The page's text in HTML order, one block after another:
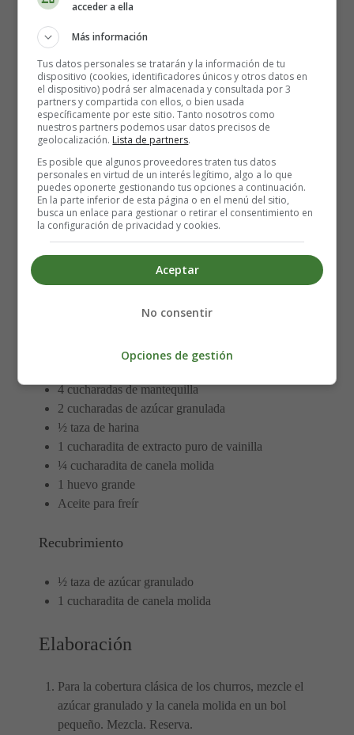
Mientras tanto, combina el azúcar y la canela en un tazón
pequeño y vierte en un plato poco profundo.
Retira loschurros fritos de la freidora de aire
por la mezcla de canela y azúcar.
*** NO recomiendo usar un forro de papel pergamino.
masa cruda.
4 cucharadas de mantequilla
2 cucharadas de azúcar granulada
½ taza de harina
1 cucharadita de extracto puro de vainilla
¼ cucharadita de canela molida
1 huevo grande
Aceite para freír
Recubrimiento
½ taza de azúcar granulado
1 cucharadita de canela molida
Elaboración
Para la cobertura clásica de los churros, mezcle el
azúcar granulado y la canela molida en un bol
pequeño. Mezcla. Reserva.
acceder a ella
Más información
Tus datos personales se tratarán y la información de tu
dispositivo (cookies, identificadores únicos y otros datos en
el dispositivo) podrá ser almacenada y consultada por 3
partners y compartida con ellos, o bien usada
específicamente por este sitio. Tanto nosotros como
nuestros partners podemos usar datos precisos de
geolocalización. Lista de partners.
Es posible que algunos proveedores traten tus datos
personales en virtud de un interés legítimo, algo a lo que
puedes oponerte gestionando tus opciones a continuación.
En la parte inferior de esta página o en el menú del sitio,
busca un enlace para gestionar o retirar el consentimiento en
la configuración de privacidad y cookies.
Aceptar
No consentir
Opciones de gestión